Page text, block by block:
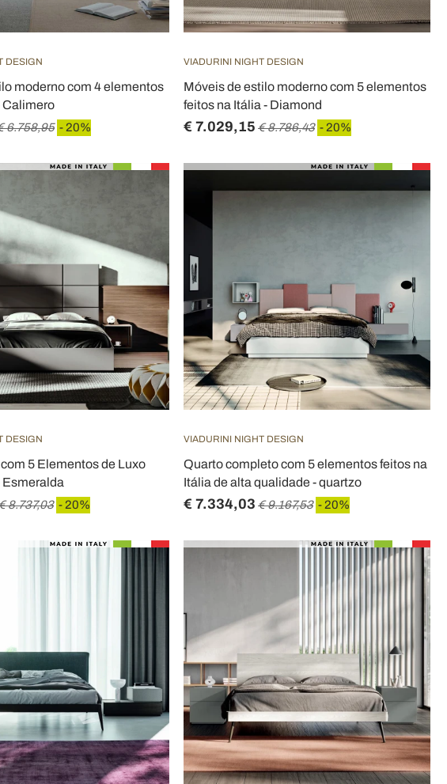
DESIGN
moderno com 4 elementos
Calimero
6.758,95 - 20%
VIADURINI NIGHT DESIGN
Móveis de estilo moderno com 5 elementos
feitos na Itália - Diamond
€ 7.029,15 € 8.786,43 - 20%
DESIGN
5 Elementos de Luxo
Esmeralda
8.737,03 - 20%
VIADURINI NIGHT DESIGN
Quarto completo com 5 elementos feitos na
Itália de alta qualidade - quartzo
€ 7.334,03 € 9.167,53 - 20%